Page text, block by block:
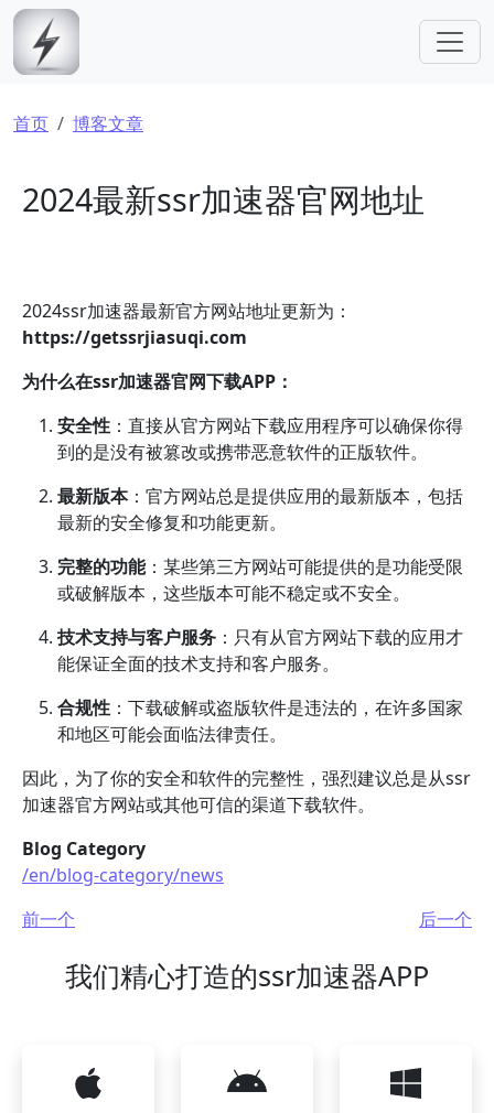
跳转到主要内容
面包屑
首页 博客文章
2024最新ssr加速器官网地址
2024ssr加速器最新官方网站地址更新为：
https://getssrjiasuqi.com
为什么在ssr加速器官网下载APP：
安全性 ：直接从官方网站下载应用程序可以确保你得
到的是没有被篡改或携带恶意软件的正版软件。
最新版本：官方网站总是提供应用的最新版本，包括
最新的安全修复和功能更新。
完整的功能：某些第三方网站可能提供的是功能受限
或破解版本，这些版本可能不稳定或不安全。
技术支持与客户服务 ：只有从官方网站下载的应用才
能保证全面的技术支持和客户服务。
合规性 ：下载破解或盗版软件是违法的，在许多国家
和地区可能会面临法律责任。
因此，为了你的安全和软件的完整性，强烈建议总是从ssr
加速器官方网站或其他可信的渠道下载软件。
Blog Category
/en/blog-category/news
前一个
后一个
我们精心打造的ssr加速器APP